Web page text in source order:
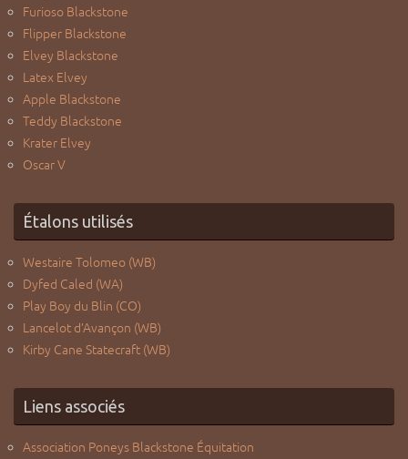
Furioso Blackstone
Flipper Blackstone
Elvey Blackstone
Latex Elvey
Apple Blackstone
Teddy Blackstone
Krater Elvey
Oscar V
Étalons utilisés
Westaire Tolomeo (WB)
Dyfed Caled (WA)
Play Boy du Blin (CO)
Lancelot d’Avançon (WB)
Kirby Cane Statecraft (WB)
Liens associés
Association Poneys Blackstone Équitation